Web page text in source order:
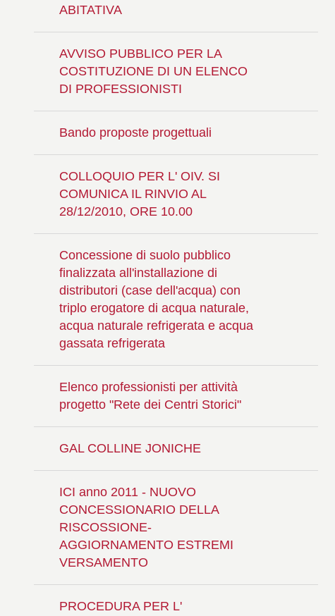
ABITATIVA
AVVISO PUBBLICO PER LA
COSTITUZIONE DI UN ELENCO
DI PROFESSIONISTI
Bando proposte progettuali
COLLOQUIO PER L' OIV. SI
COMUNICA IL RINVIO AL
28/12/2010, ORE 10.00
Concessione di suolo pubblico
finalizzata all'installazione di
distributori (case dell'acqua) con
triplo erogatore di acqua naturale,
acqua naturale refrigerata e acqua
gassata refrigerata
Elenco professionisti per attività
progetto "Rete dei Centri Storici"
GAL COLLINE JONICHE
ICI anno 2011 - NUOVO
CONCESSIONARIO DELLA
RISCOSSIONE-
AGGIORNAMENTO ESTREMI
VERSAMENTO
PROCEDURA PER L'